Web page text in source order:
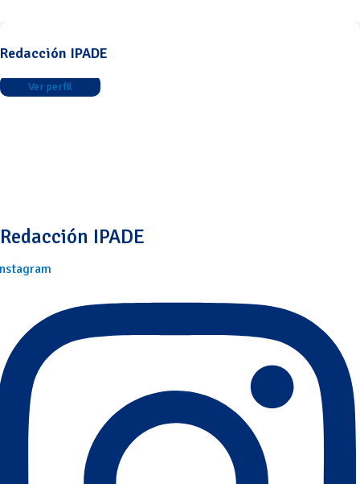
Redacción IPADE
Ver perfil
Redacción IPADE